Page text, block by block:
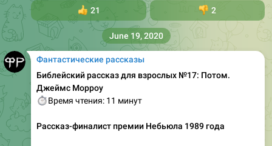
21 👎
2
Фантастические рассказы
Библейский рассказ для взрослых №17: Потом.
Джеймс Морроу
Время чтения: 11 минут
Рассказ-финалист премии Небьюла 1989 года
June 19, 2020